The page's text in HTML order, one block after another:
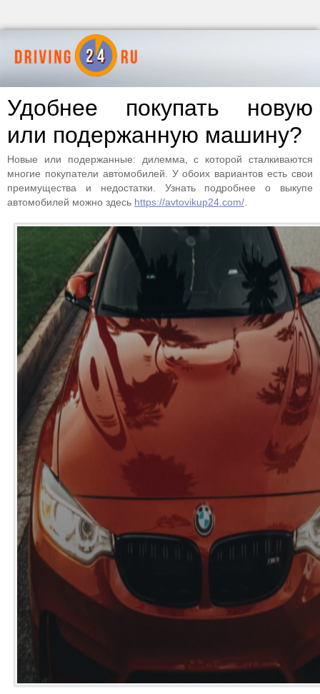
Удобнее покупать новую
или подержанную машину?
Новые или подержанные: дилемма, с которой сталкиваются
многие покупатели автомобилей. У обоих вариантов есть свои
преимущества и недостатки. Узнать подробнее о выкупе
автомобилей можно здесь https://avtovikup24.com/